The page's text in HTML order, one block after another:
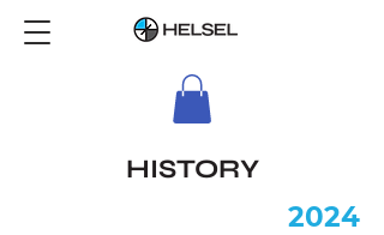
HISTORY
2024